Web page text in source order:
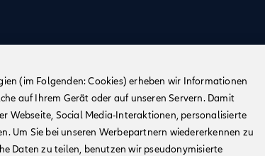
(im Folgenden: Cookies) erheben wir Informationen
auf Ihrem Gerät oder auf unseren Servern. Damit
Webseite, Social Media-Interaktionen, personalisierte
Um Sie bei unseren Werbepartnern wiedererkennen zu
Daten zu teilen, benutzen wir pseudonymisierte